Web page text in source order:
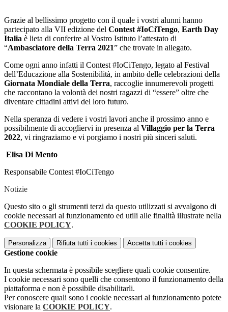
Grazie al bellissimo progetto con il quale i vostri alunni hanno
partecipato alla VII edizione del Contest #IoCiTengo, Earth Day
Italia è lieta di conferire al Vostro Istituto l’attestato di
“Ambasciatore della Terra 2021” che trovate in allegato.
Come ogni anno infatti il Contest #IoCiTengo, legato al Festival
dell’Educazione alla Sostenibilità, in ambito delle celebrazioni della
Giornata Mondiale della Terra, raccoglie innumerevoli progetti
che raccontano la volontà dei nostri ragazzi di “essere” oltre che
diventare cittadini attivi del loro futuro.
Nella speranza di vedere i vostri lavori anche il prossimo anno e
possibilmente di accogliervi in presenza al Villaggio per la Terra
2022, vi ringraziamo e vi porgiamo i nostri più sinceri saluti.
Elisa Di Mento
Responsabile Contest #IoCiTengo
Notizie
Questo sito o gli strumenti terzi da questo utilizzati si avvalgono di
cookie necessari al funzionamento ed utili alle finalità illustrate nella
COOKIE POLICY.
Personalizza Rifiuta tutti i cookies Accetta tutti i cookies
Gestione cookie
In questa schermata è possibile scegliere quali cookie consentire.
I cookie necessari sono quelli che consentono il funzionamento della
piattaforma e non è possibile disabilitarli.
Per conoscere quali sono i cookie necessari al funzionamento potete
visionare la COOKIE POLICY.